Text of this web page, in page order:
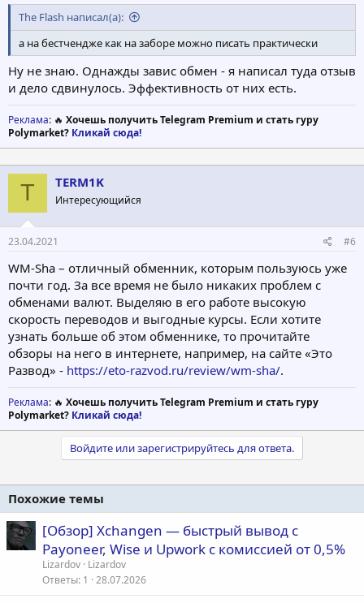
The Flash написал(а):
а на бестчендже как на заборе можно писать практически
Ну не знаю. Однажды завис обмен - я написал туда отзыв
и дело сдвинулось. Эффективность от них есть.
Реклама: 🔥 Хочешь получить Telegram Premium и стать гуру
Polymarket? Кликай сюда!
T TERM1K
Интересующийся
23.04.2021 #6
WM-Sha – отличный обменник, которым пользуюсь уже
почти год. За все время не было никаких проблем с
обменами валют. Выделяю в его работе высокую
скорость переводов и выгодные курсы. Если хотите
узнать больше об этом обменнике, то прочитайте
обзоры на него в интернете, например, на сайте «Это
Развод» - https://eto-razvod.ru/review/wm-sha/.
Реклама: 🔥 Хочешь получить Telegram Premium и стать гуру
Polymarket? Кликай сюда!
Войдите или зарегистрируйтесь для ответа.
Похожие темы
[Обзор] Xchangen — быстрый вывод с
Payoneer, Wise и Upwork с комиссией от 0,5%
Lizardov Lizardov
Ответы 1 28.07.2026